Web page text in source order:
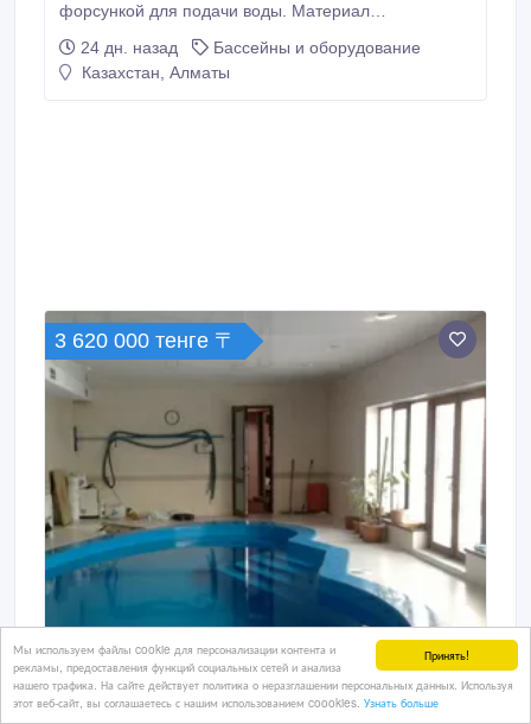
Принять!
Мы используем файлы cookie для персонализации контента и
рекламы, предоставления функций социальных сетей и анализа
нашего трафика. На сайте действует политика о неразглашении персональных данных. Используя
этот веб-сайт, вы соглашаетесь с нашим использованием coookies. Узнать больше
форсункой для подачи воды. Материал
2, 5м Ширина - 0.60м​ Максимальный вес до 100 кг..
24 дн. назад
Бассейны и оборудование
Казахстан, Алматы
3 620 000 тенге 〒